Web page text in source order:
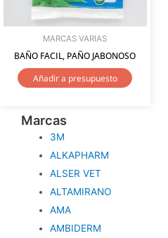
MARCAS VARIAS
BAÑO FACIL, PAÑO JABONOSO
Añadir a presupuesto
Marcas
3M
ALKAPHARM
ALSER VET
ALTAMIRANO
AMA
AMBIDERM